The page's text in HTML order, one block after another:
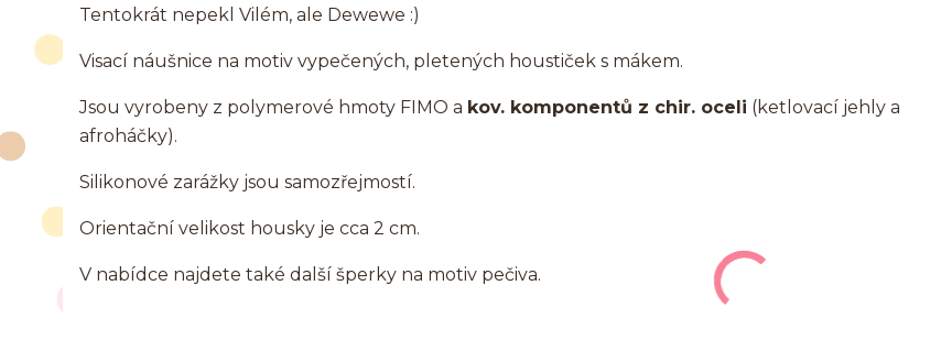
Tentokrát nepekl Vilém, ale Dewewe :)
Visací náušnice na motiv vypečených, pletených houstiček s mákem.
Jsou vyrobeny z polymerové hmoty FIMO a kov. komponentů z chir. oceli (ketlovací jehly a
afroháčky).
Silikonové zarážky jsou samozřejmostí.
Orientační velikost housky je cca 2 cm.
V nabídce najdete také další šperky na motiv pečiva.